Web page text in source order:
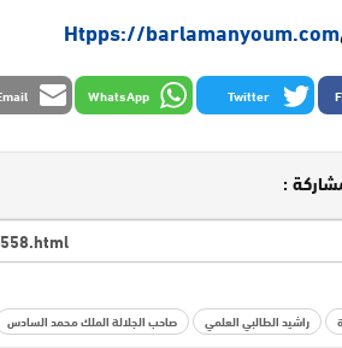
Htpps://barlamanyoum.com
Twitter
WhatsApp
:
راشيد الطالبي العلمي صاحب الجلالة الملك محمد السادس